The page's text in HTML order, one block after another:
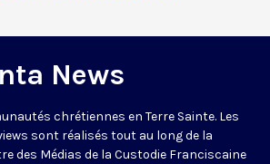
News
chrétiennes en Terre Sainte. Les
sont réalisés tout au long de la
des Médias de la Custodie Franciscaine